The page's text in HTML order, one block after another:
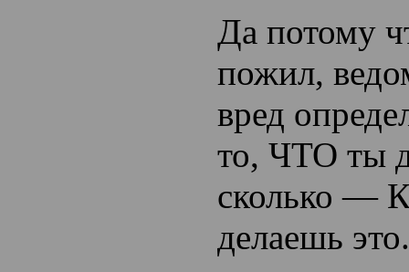
Да потому
пожил,
вред
то, ЧТО ты
сколько —
делаешь это.